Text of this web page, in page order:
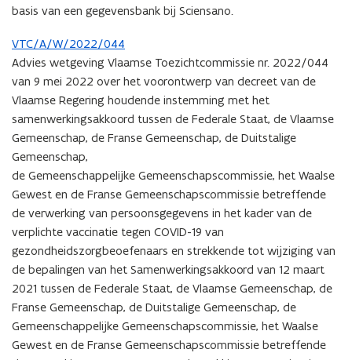
basis van een gegevensbank bij Sciensano.
VTC/A/W/2022/044
Advies wetgeving Vlaamse Toezichtcommissie nr. 2022/044
van 9 mei 2022 over het voorontwerp van decreet van de
Vlaamse Regering houdende instemming met het
samenwerkingsakkoord tussen de Federale Staat, de Vlaamse
Gemeenschap, de Franse Gemeenschap, de Duitstalige
Gemeenschap,
de Gemeenschappelijke Gemeenschapscommissie, het Waalse
Gewest en de Franse Gemeenschapscommissie betreffende
de verwerking van persoonsgegevens in het kader van de
verplichte vaccinatie tegen COVID-19 van
gezondheidszorgbeoefenaars en strekkende tot wijziging van
de bepalingen van het Samenwerkingsakkoord van 12 maart
2021 tussen de Federale Staat, de Vlaamse Gemeenschap, de
Franse Gemeenschap, de Duitstalige Gemeenschap, de
Gemeenschappelijke Gemeenschapscommissie, het Waalse
Gewest en de Franse Gemeenschapscommissie betreffende